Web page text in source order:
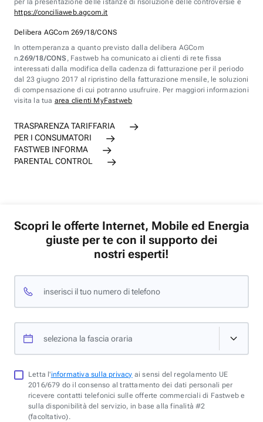
per la presentazione delle istanze di risoluzione delle controversie è
https://conciliaweb.agcom.it
Delibera AGCom 269/18/CONS
In ottemperanza a quanto previsto dalla delibera AGCom
n.269/18/CONS , Fastweb ha comunicato ai clienti di rete fissa
interessati dalla modifica della cadenza di fatturazione per il periodo
dal 23 giugno 2017 al ripristino della fatturazione mensile, le soluzioni
di compensazione di cui potranno usufruire. Per maggiori informazioni
visita la tua area clienti MyFastweb
TRASPARENZA TARIFFARIA
PER I CONSUMATORI
FASTWEB INFORMA
PARENTAL CONTROL
Scopri le offerte Internet, Mobile ed Energia
giuste per te con il supporto dei
nostri esperti!
inserisci il tuo numero di telefono
seleziona la fascia oraria
Letta l'informativa sulla privacy ai sensi del regolamento UE
2016/679 do il consenso al trattamento dei dati personali per
ricevere contatti telefonici sulle offerte commerciali di Fastweb e
sulla disponibilità del servizio, in base alla finalità #2
(facoltativo).